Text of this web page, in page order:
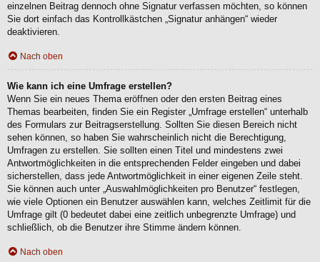
einzelnen Beitrag dennoch ohne Signatur verfassen möchten, so können
Sie dort einfach das Kontrollkästchen „Signatur anhängen“ wieder
deaktivieren.
Nach oben
Wie kann ich eine Umfrage erstellen?
Wenn Sie ein neues Thema eröffnen oder den ersten Beitrag eines
Themas bearbeiten, finden Sie ein Register „Umfrage erstellen“ unterhalb
des Formulars zur Beitragserstellung. Sollten Sie diesen Bereich nicht
sehen können, so haben Sie wahrscheinlich nicht die Berechtigung,
Umfragen zu erstellen. Sie sollten einen Titel und mindestens zwei
Antwortmöglichkeiten in die entsprechenden Felder eingeben und dabei
sicherstellen, dass jede Antwortmöglichkeit in einer eigenen Zeile steht.
Sie können auch unter „Auswahlmöglichkeiten pro Benutzer“ festlegen,
wie viele Optionen ein Benutzer auswählen kann, welches Zeitlimit für die
Umfrage gilt (0 bedeutet dabei eine zeitlich unbegrenzte Umfrage) und
schließlich, ob die Benutzer ihre Stimme ändern können.
Nach oben